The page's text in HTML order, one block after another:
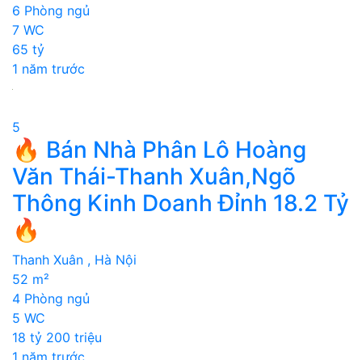
6 Phòng ngủ
7 WC
65 tỷ
1 năm trước
5
🔥 Bán Nhà Phân Lô Hoàng
Văn Thái-Thanh Xuân,Ngõ
Thông Kinh Doanh Đỉnh 18.2 Tỷ
🔥
Thanh Xuân , Hà Nội
52 m²
4 Phòng ngủ
5 WC
18 tỷ 200 triệu
1 năm trước